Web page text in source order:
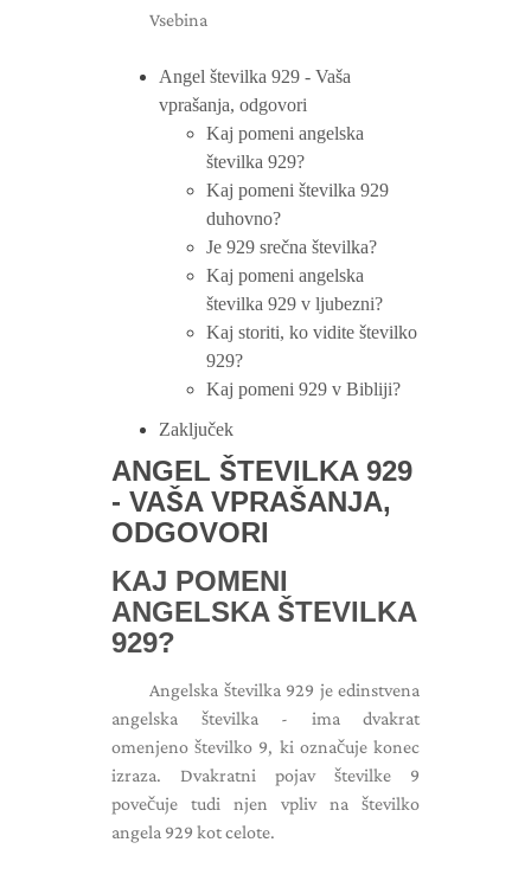
Vsebina
Angel številka 929 - Vaša
vprašanja, odgovori
Kaj pomeni angelska
številka 929?
Kaj pomeni številka 929
duhovno?
Je 929 srečna številka?
Kaj pomeni angelska
številka 929 v ljubezni?
Kaj storiti, ko vidite številko
929?
Kaj pomeni 929 v Bibliji?
Zaključek
ANGEL ŠTEVILKA 929
- VAŠA VPRAŠANJA,
ODGOVORI
KAJ POMENI
ANGELSKA ŠTEVILKA
929?
Angelska številka 929 je edinstvena
angelska številka - ima dvakrat
omenjeno številko 9, ki označuje konec
izraza. Dvakratni pojav številke 9
povečuje tudi njen vpliv na številko
angela 929 kot celote.